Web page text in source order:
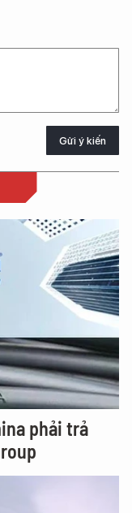
Gửi ý kiến
phải trả